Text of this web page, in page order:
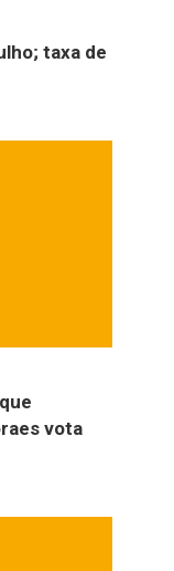
taxa de
vota